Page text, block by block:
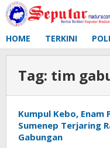
Lewati
ke
HOME TERKINI
Tag: tim
Kumpul Kebo, Enam
Sumenep Terjaring
Gabungan